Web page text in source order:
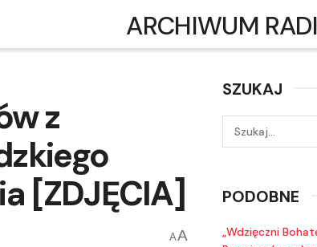
ARCHIWUM
z
[ZDJĘCIA]
AA
SZUKAJ
PODOBNE
„Wdzięczni